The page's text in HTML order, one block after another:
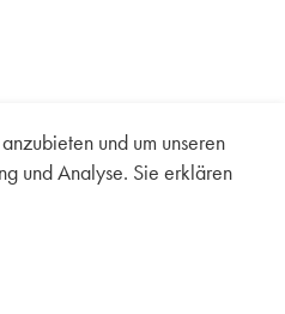
und um unseren
und Analyse. Sie erklären